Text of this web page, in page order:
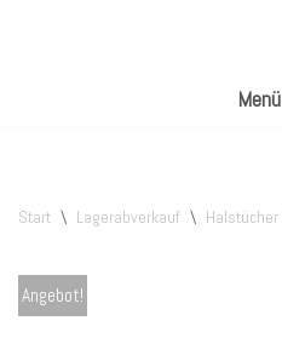
Menü
Start \ Lagerabverkauf \ Halstücher
Angebot!